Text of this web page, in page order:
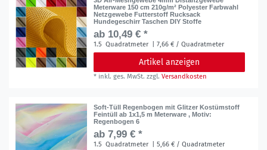
Meterware 150 cm 210g/m² Polyester Farbwahl
Netzgewebe Futterstoff Rucksack
Hundegeschirr Taschen DIY Stoffe
ab 10,49 € *
1.5 Quadratmeter | 7,66 € / Quadratmeter
Artikel anzeigen
* inkl. ges. MwSt. zzgl.Versandkosten
Soft-Tüll Regenbogen mit Glitzer Kostümstoff
Feintüll ab 1x1,5 m Meterware, Motiv:
Regenbogen 6
ab 7,99 € *
1.5 Quadratmeter | 5,66 € / Quadratmeter